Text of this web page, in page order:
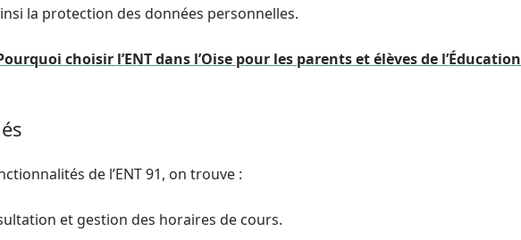
la protection des données personnelles.
choisir l’ENT dans l’Oise pour les parents et élèves de l’Éducation
de l’ENT 91, on trouve :
et gestion des horaires de cours.